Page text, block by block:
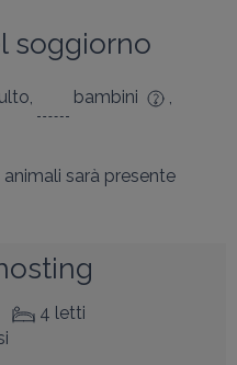
soggiorno
, bambini
,
animali sarà presente
4 letti